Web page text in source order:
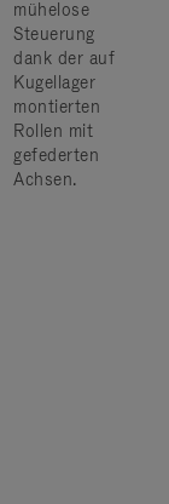
mühelose
Steuerung
dank der auf
Kugellager
montierten
Rollen mit
gefederten
Achsen.